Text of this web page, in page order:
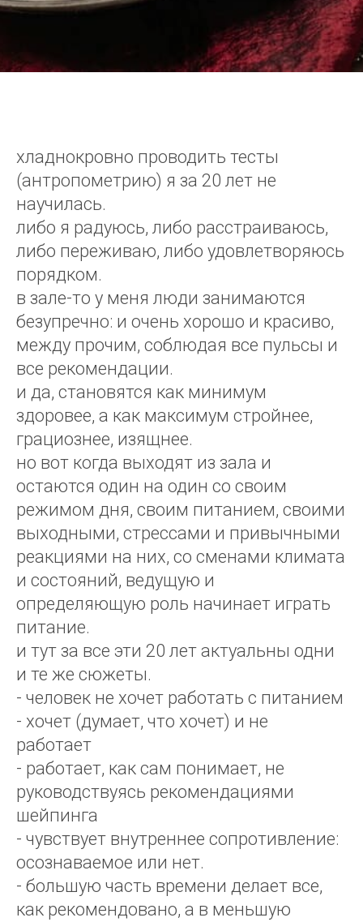
хладнокровно проводить тесты
(антропометрию) я за 20 лет не
научилась.
либо я радуюсь, либо расстраиваюсь,
либо переживаю, либо удовлетворяюсь
порядком.
в зале-то у меня люди занимаются
безупречно: и очень хорошо и красиво,
между прочим, соблюдая все пульсы и
все рекомендации.
и да, становятся как минимум
здоровее, а как максимум стройнее,
грациознее, изящнее.
но вот когда выходят из зала и
остаются один на один со своим
режимом дня, своим питанием, своими
выходными, стрессами и привычными
реакциями на них, со сменами климата
и состояний, ведущую и
определяющую роль начинает играть
питание.
и тут за все эти 20 лет актуальны одни
и те же сюжеты.
- человек не хочет работать с питанием
- хочет (думает, что хочет) и не
работает
- работает, как сам понимает, не
руководствуясь рекомендациями
шейпинга
- чувствует внутреннее сопротивление:
осознаваемое или нет.
- большую часть времени делает все,
как рекомендовано, а в меньшую